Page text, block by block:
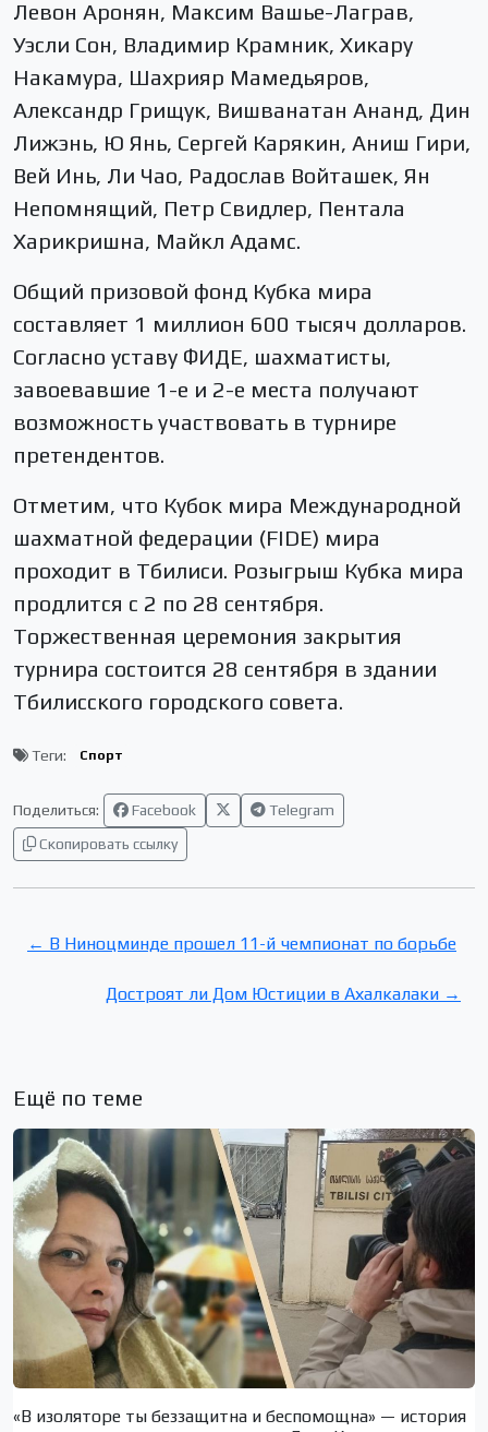
Левон Аронян, Максим Вашье-Лаграв,
Уэсли Сон, Владимир Крамник, Хикару
Накамура, Шахрияр Мамедьяров,
Александр Грищук, Вишванатан Ананд, Дин
Лижэнь, Ю Янь, Сергей Карякин, Аниш Гири,
Вей Инь, Ли Чао, Радослав Войташек, Ян
Непомнящий, Петр Свидлер, Пентала
Харикришна, Майкл Адамс.
Общий призовой фонд Кубка мира
составляет 1 миллион 600 тысяч долларов.
Согласно уставу ФИДЕ, шахматисты,
завоевавшие 1-е и 2-е места получают
возможность участвовать в турнире
претендентов.
Отметим, что Кубок мира Международной
шахматной федерации (FIDE) мира
проходит в Тбилиси. Розыгрыш Кубка мира
продлится с 2 по 28 сентября.
Торжественная церемония закрытия
турнира состоится 28 сентября в здании
Тбилисского городского совета.
Теги: Спорт
Поделиться: Facebook
Telegram
Скопировать ссылку
← В Ниноцминде прошел 11-й чемпионат по борьбе
Достроят ли Дом Юстиции в Ахалкалаки →
Ещё по теме
«В изоляторе ты беззащитна и беспомощна» — история